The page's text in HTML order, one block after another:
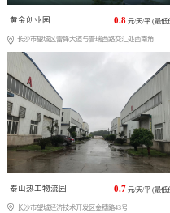
黄金创业园 0.8 元/天/平 (最低
长沙市望城区雷锋大道与普瑞西路交汇处西南角
泰山热工物流园 0.7 元/天/平 (最低
长沙市望城经济技术开发区金穗路43号